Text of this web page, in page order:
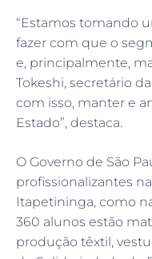
“Estamos tomando
fazer com que o
e, principalmente,
Tokeshi, secretário
com isso, manter e
Estado”, destaca.
O Governo de São
profissionalizantes
Itapetininga, como
360 alunos estão
produção têxtil,